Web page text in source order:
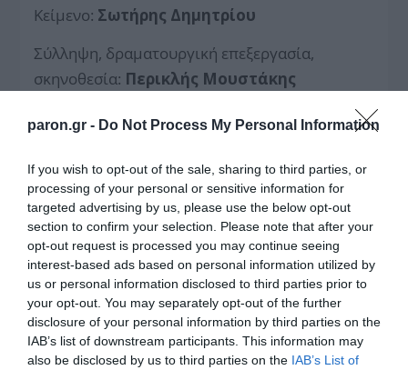
paron.gr - Do Not Process My Personal Information
If you wish to opt-out of the sale, sharing to third parties, or
processing of your personal or sensitive information for
targeted advertising by us, please use the below opt-out
section to confirm your selection. Please note that after your
opt-out request is processed you may continue seeing
interest-based ads based on personal information utilized by
us or personal information disclosed to third parties prior to
your opt-out. You may separately opt-out of the further
disclosure of your personal information by third parties on the
IAB’s list of downstream participants. This information may
also be disclosed by us to third parties on the IAB’s List of
Κείμενο: Σωτήρης Δημητρίου
Σύλληψη, δραματουργική επεξεργασία,
σκηνοθεσία: Περικλής Μουστάκης
Κοστούμια: Νίκη Ψυχογιού
Μουστάκη
Βοηθός σκηνοθέτη:Γιώργος Σώλος
Βοηθός ενδυματολόγου:Ζωή Κελέση
Ερμηνεύουν οΠερικλής Μουστάκης, ηΔώρα
Στυλιανέση , οΓιώργος Σώλοςκαι η
χορεύτριαΕλένη Καστανιώτη